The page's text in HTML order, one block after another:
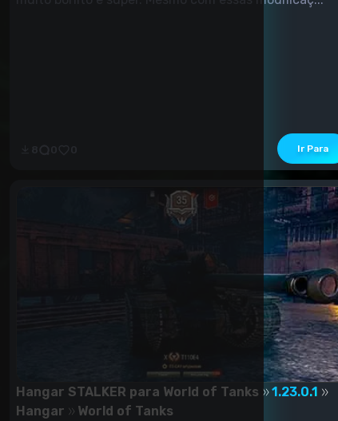
Ir Para
Hangar STALKER para World of Tanks
1.23.0.1
Hangar
World of Tanks